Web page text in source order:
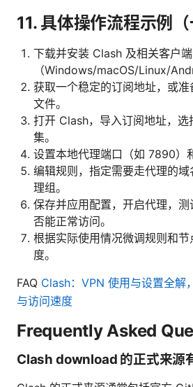
11. 具体操作流程示例（
下载并安装 Clash 及相关客户端
（Windows/macOS/Linux/
获取一个稳定的订阅地址，或
文件。
打开 Clash，导入订阅地址，选
集。
设置本地代理端口（如 7890）
编辑规则，指定需要走代理的
理组。
保存并应用配置，开启代理，
否能正常访问。
根据实际使用情况微调规则和
度。
FAQ Clash：VPN 使用与设置全解
与访问速度
Frequently Asked
Clash download 的正式来源